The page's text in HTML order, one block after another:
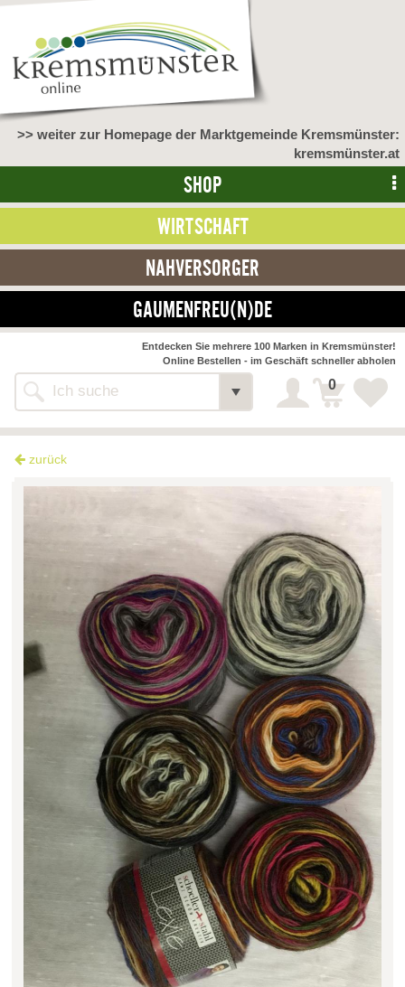
>> weiter zur Homepage der Marktgemeinde Kremsmünster:
kremsmünster.at
SHOP
WIRTSCHAFT
NAHVERSORGER
GAUMENFREU(N)DE
Alle Webseiten
Entdecken Sie mehrere 100 Marken in Kremsmünster!
Online Bestellen - im Geschäft schneller abholen
0
zurück